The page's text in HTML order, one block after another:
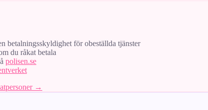
betalningsskyldighet för obeställda tjänster
du råkat betala
polisen.se
→